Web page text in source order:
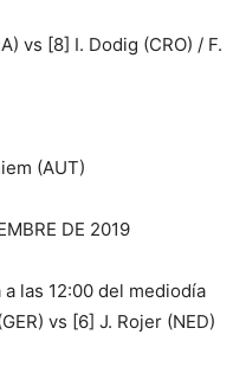
vs [8] I. Dodig (CRO) / F.
(AUT)
DE 2019
a las 12:00 del mediodía
vs [6] J. Rojer (NED)